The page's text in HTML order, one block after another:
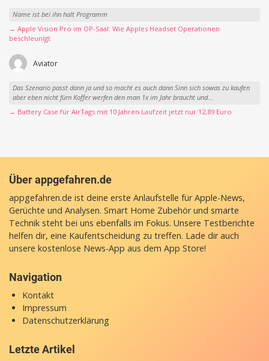
Name ist bei ihn halt Programm
→ Apple Vision Pro im OP-Saal: Wie Apples Headset Operationen
beschleunigt
Aviator
Das Szenario passt dann ja und so macht es auch dann Sinn sich sowas zu kaufen
aber eben nicht fürn Koffer werfen den man 1x im Jahr braucht und...
→ Battery Case für AirTags mit 10 Jahren Laufzeit jetzt nur 12,89 Euro
Über appgefahren.de
appgefahren.de ist deine erste Anlaufstelle für Apple-News,
Gerüchte und Analysen. Smart Home Zubehör und smarte
Technik steht bei uns ebenfalls im Fokus. Unsere Testberichte
helfen dir, eine Kaufentscheidung zu treffen. Lade dir auch
unsere kostenlose News-App aus dem App Store!
Navigation
Kontakt
Impressum
Datenschutzerklärung
Letzte Artikel